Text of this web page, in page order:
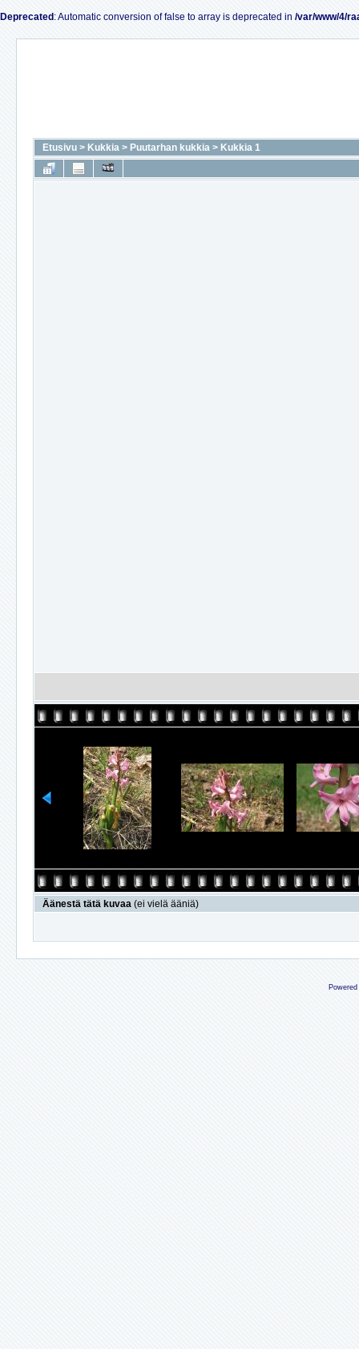
Deprecated : Automatic conversion of false to array is deprecated in /var/www/4/
Etusivu > Kukkia > Puutarhan kukkia > Kukkia 1
Äänestä tätä kuvaa (ei vielä ääniä)